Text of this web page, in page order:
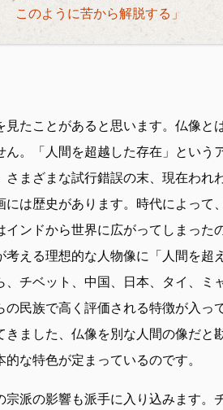
このように苦から解脱する」
見たことがあると思います。仏像と
。「人間を超越した存在」という
さまざまな試行錯誤の末、現在われ
には歴史があります。時代によって
インドから世界に広がってしまった
える理想的な人物像に「人間を超
、チベット、中国、日本、タイ、
民族で高く評価される特徴が入っ
ました、仏像を別な人間の像だと
な特色が定まっているのです。
宗派の影響も派手に入り込みます。